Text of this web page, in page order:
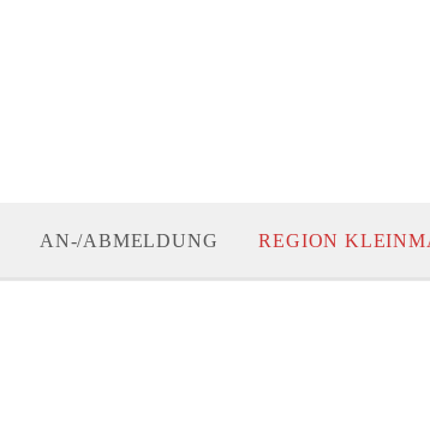
AN-/ABMELDUNG REGION